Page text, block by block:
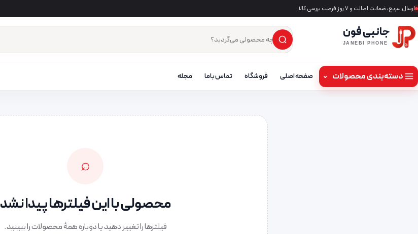
ارسال سریع، ضمانت اصالت و ۷ روز فرصت بررسی کالا
جانبی فون
JANEBI PHONE جست‌وجوی محصول
×
دسته‌بندی محصولات ⌄ صفحه اصلی فروشگاه تماس باما مجله
⌕
محصولی با این فیلترها پیدا نشد
فیلترها را تغییر دهید یا دوباره همهٔ محصولات را ببینید.